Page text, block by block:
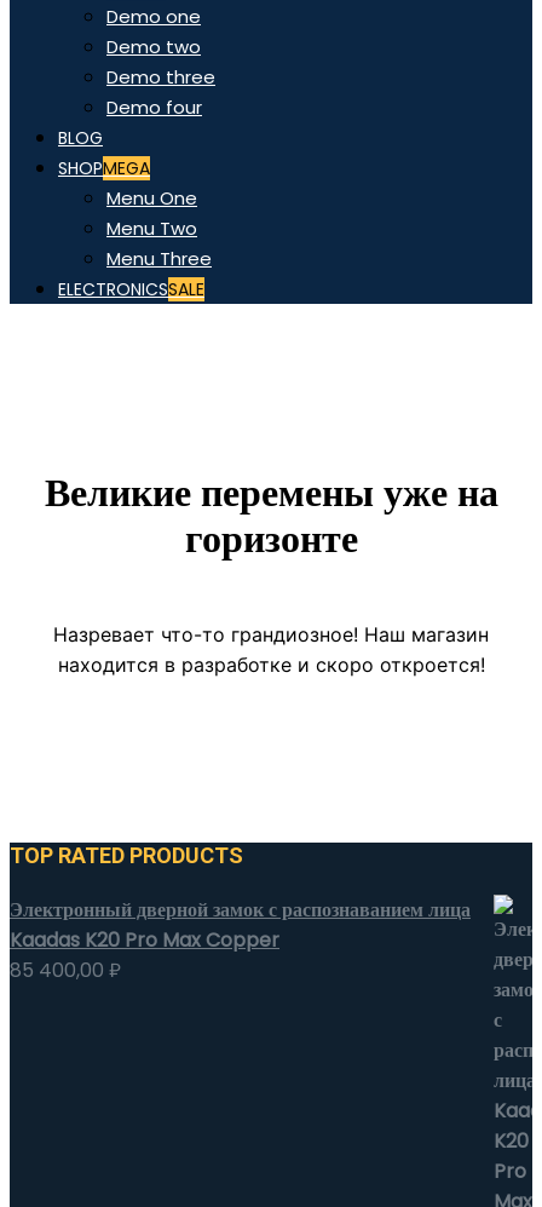
Demo one
Demo two
Demo three
Demo four
BLOG
SHOPMEGA
Menu One
Menu Two
Menu Three
ELECTRONICSSALE
Великие перемены уже на
горизонте
Назревает что-то грандиозное! Наш магазин
находится в разработке и скоро откроется!
TOP RATED PRODUCTS
Электронный дверной замок с распознаванием лица
Kaadas K20 Pro Max Copper
85 400,00 ₽